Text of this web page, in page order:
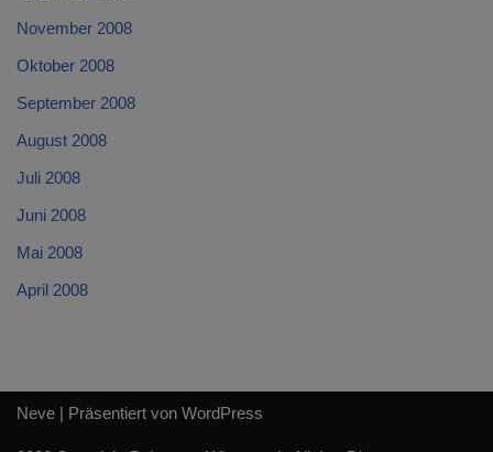
November 2008
Oktober 2008
September 2008
August 2008
Juli 2008
Juni 2008
Mai 2008
April 2008
Neve | Präsentiert von WordPress